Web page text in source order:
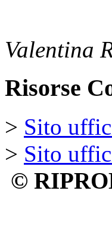
Valentina
Risorse
> Sito
> Sito
©